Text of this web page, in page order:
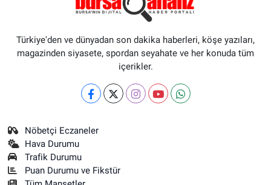
Türkiye'den ve dünyadan son dakika haberleri, köşe yazıları,
magazinden siyasete, spordan seyahate ve her konuda tüm
içerikler.
Nöbetçi Eczaneler
Hava Durumu
Trafik Durumu
Puan Durumu ve Fikstür